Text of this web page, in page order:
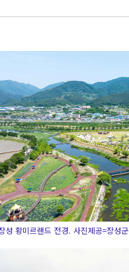
성 황미르랜드 전경. 사진제공=장성